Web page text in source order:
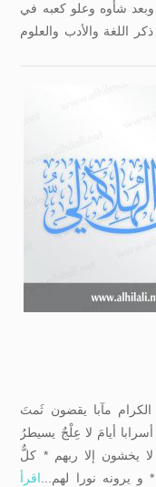
شأوه وعلو كعبه في
اللغة والأدب والعلوم
مآبا يقضون ثَمتَ
أيامَ لا عِلْجٌ يسيطرُ
يخشون إلا ربهم * كلٌّ
* و يرونه نورا لهم...اقرأ